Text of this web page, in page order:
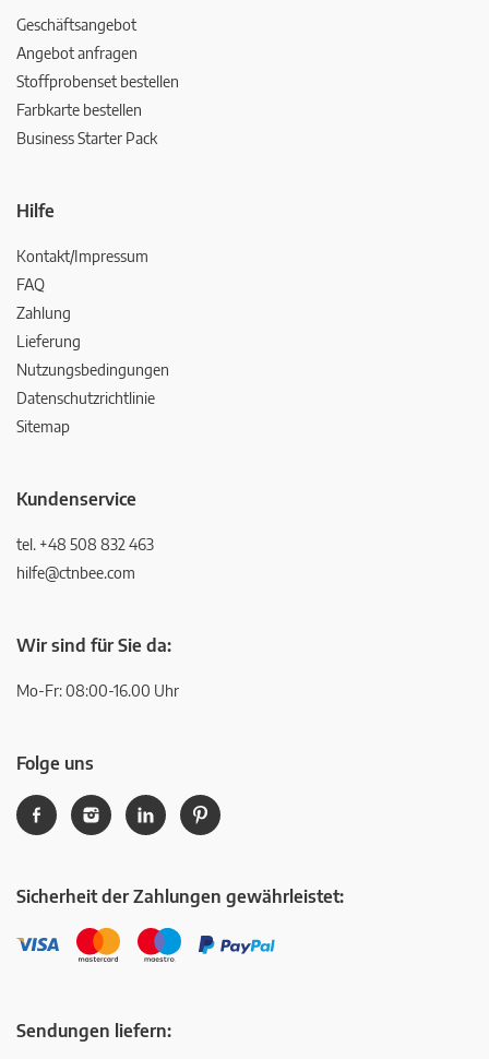
Geschäftsangebot
Angebot anfragen
Stoffprobenset bestellen
Farbkarte bestellen
Business Starter Pack
Hilfe
Kontakt/Impressum
FAQ
Zahlung
Lieferung
Nutzungsbedingungen
Datenschutzrichtlinie
Sitemap
Kundenservice
tel. +48 508 832 463
hilfe@ctnbee.com
Wir sind für Sie da:
Mo-Fr: 08:00-16.00 Uhr
Folge uns
Sicherheit der Zahlungen gewährleistet:
Sendungen liefern: